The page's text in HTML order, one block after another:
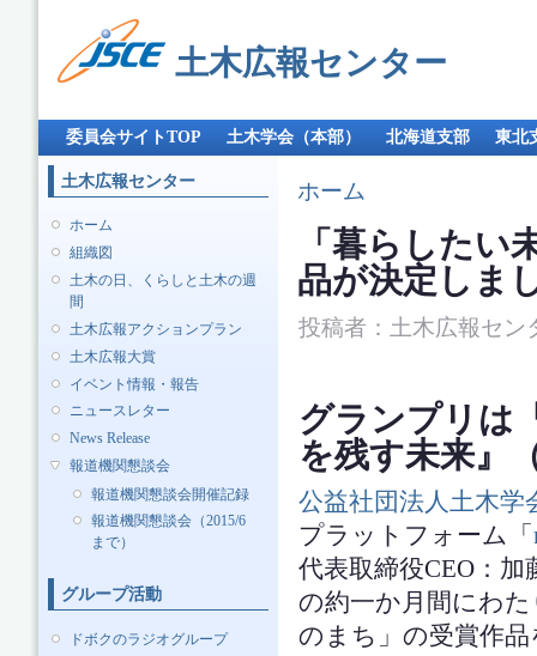
テ
動
土木広報センター
メインメニュー
委員会サイトTOP 土木学会（本部） 北海道支部 東北
土木広報センター
ホーム
組織図
土木の日、くらしと土木の週
間
土木広報アクションプラン
土木広報大賞
イベント情報・報告
ニュースレター
News Release
報道機関懇談会
報道機関懇談会開催記録
報道機関懇談会（2015/6
まで）
グループ活動
ドボクのラジオグループ
現在地
ホーム
「暮らしたい
品が決定しま
投稿者： 土木広報セン
グランプリは
を残す未来』
公益社団法人土木学
プラットフォーム「
代表取締役CEO：
の約一か月間にわ
のまち」の受賞作